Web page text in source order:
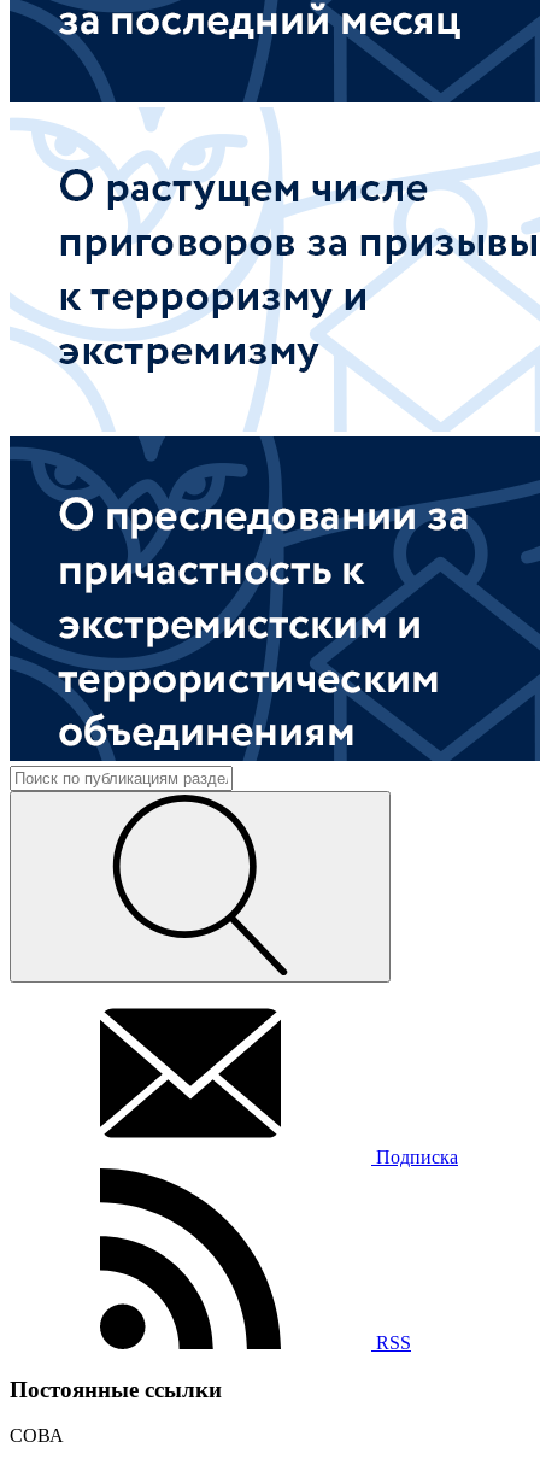
Подписка
RSS
Постоянные ссылки
СОВА